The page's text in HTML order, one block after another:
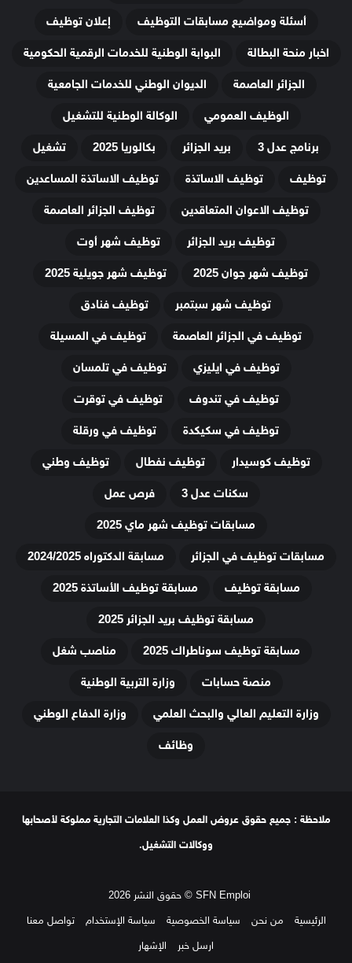
أسئلة ومواضيع مسابقات التوظيف
إعلان توظيف
اخبار منحة البطالة
البوابة الوطنية للخدمات الرقمية الحكومية
الجزائر العاصمة
الديوان الوطني للخدمات الجامعية
الوظيف العمومي
الوكالة الوطنية للتشغيل
برنامج عدل 3
بريد الجزائر بكالوريا 2025
تشغيل
توظيف
توظيف الاساتذة
توظيف الاساتذة المساعدين
توظيف الاعوان المتعاقدين
توظيف الجزائر العاصمة
توظيف بريد الجزائر
توظيف شهر أوت
توظيف شهر جوان 2025
توظيف شهر جويلية 2025
توظيف شهر سبتمبر
توظيف فنادق
توظيف في الجزائر العاصمة
توظيف في المسيلة
توظيف في ايليزي
توظيف في تلمسان
توظيف في تندوف
توظيف في توقرت
توظيف في سكيكدة
توظيف في ورقلة
توظيف كوسيدار
توظيف نفطال
توظيف وطني
سكنات عدل 3
فرص عمل
مسابقات توظيف شهر ماي 2025
مسابقات توظيف في الجزائر
مسابقة الدكتوراه 2024/2025
مسابقة توظيف
مسابقة توظيف الأساتذة 2025
مسابقة توظيف بريد الجزائر 2025
مسابقة توظيف سوناطراك 2025
مناصب شغل
منصة حسابات
وزارة التربية الوطنية
وزارة التعليم العالي والبحث العلمي
وزارة الدفاع الوطني
وظائف
ملاحظة : جميع حقوق عروض العمل وكذا العلامات التجارية مملوكة لأصحابها
ووكالات التشغيل.
SFN Emploi © حقوق النشر 2026
الرئيسية
من نحن سياسة الخصوصية سياسة الإستخدام
تواصل معنا
ارسل خبر
الإشهار